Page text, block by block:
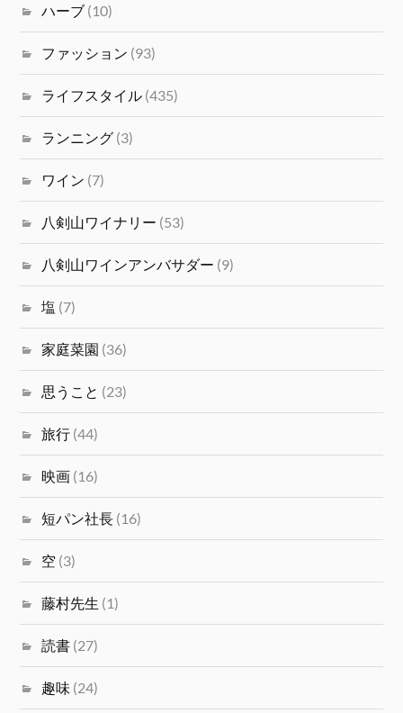
ハーブ (10)
ファッション (93)
ライフスタイル (435)
ランニング (3)
ワイン (7)
八剣山ワイナリー (53)
八剣山ワインアンバサダー (9)
塩 (7)
家庭菜園 (36)
思うこと (23)
旅行 (44)
映画 (16)
短パン社長 (16)
空 (3)
藤村先生 (1)
読書 (27)
趣味 (24)